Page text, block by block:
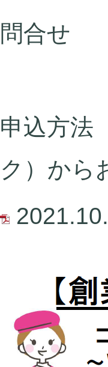
問合せ
mail
申込方法
ク）から